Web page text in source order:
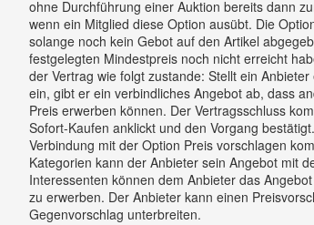
ohne Durchführung einer Auktion bereits dann
wenn ein Mitglied diese Option ausübt. Die
solange noch kein Gebot auf den Artikel
festgelegten Mindestpreis noch nicht erreicht
der Vertrag wie folgt zustande: Stellt ein
ein, gibt er ein verbindliches Angebot ab, dass
Preis erwerben können. Der Vertragsschluss
Sofort-Kaufen anklickt und den Vorgang
Verbindung mit der Option Preis vorschlagen
Kategorien kann der Anbieter sein Angebot mit
Interessenten können dem Anbieter das
zu erwerben. Der Anbieter kann einen
Gegenvorschlag unterbreiten.